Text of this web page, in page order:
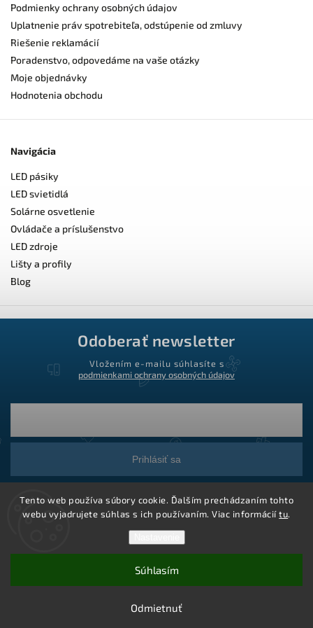
Tento web používa súbory cookie. Ďalším prechádzaním tohto
webu vyjadrujete súhlas s ich používaním. Viac informáciítu.
Odmietnuť
Súhlasím
Podmienky ochrany osobných údajov
Uplatnenie práv spotrebiteľa, odstúpenie od zmluvy
Riešenie reklamácií
Poradenstvo, odpovedáme na vaše otázky
Moje objednávky
Hodnotenia obchodu
Navigácia
LED pásiky
LED svietidlá
Solárne osvetlenie
Ovládače a príslušenstvo
LED zdroje
Lišty a profily
Blog
Odoberať newsletter
Vložením e-mailu súhlasíte s
podmienkami ochrany osobných údajov
Prihlásiť sa
Vytvoril Shoptet